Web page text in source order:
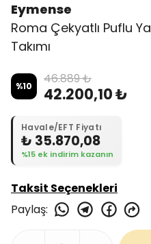
Eymense
Roma Çekyatlı Puflu
Takımı
%10 46.889 ₺
42.200,10 ₺
Havale/EFT Fiyatı
₺ 35.870,08
%15 ek indirim kazanın
Taksit Seçenekleri
Paylaş: